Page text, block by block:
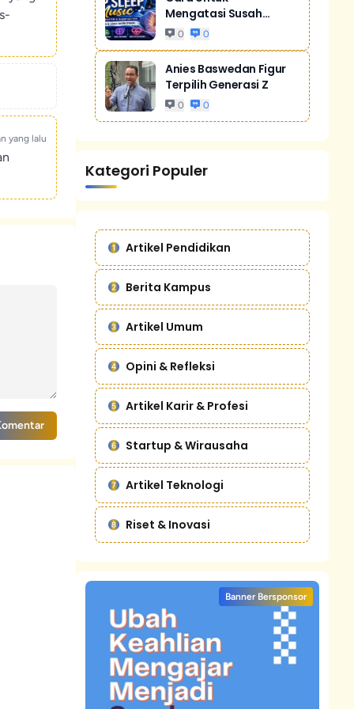
yang lalu
Mengatasi Susah
Tidur Akibat Stres
0 0
Anies Baswedan Figur
Terpilih Generasi Z
0 0
Kategori Populer
Artikel Pendidikan
Berita Kampus
Artikel Umum
Opini & Refleksi
Artikel Karir & Profesi
Startup & Wirausaha
Artikel Teknologi
Riset & Inovasi
Banner Bersponsor